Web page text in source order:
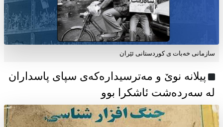
سازمانی خەبات ی كوردستانی ئێران
پیلانە نوێ و مەترسیدارەکەی سپای پاسداران
لە سەردەشت ئاشکرا بوو